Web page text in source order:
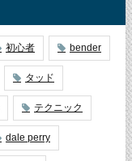
初心者 bender
タッド
テクニック
dale perry